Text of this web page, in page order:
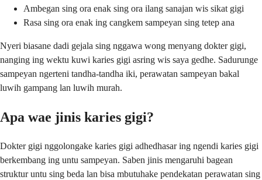
Ambegan sing ora enak sing ora ilang sanajan wis sikat gigi
Rasa sing ora enak ing cangkem sampeyan sing tetep ana
Nyeri biasane dadi gejala sing nggawa wong menyang dokter gigi,
nanging ing wektu kuwi karies gigi asring wis saya gedhe. Sadurunge
sampeyan ngerteni tandha-tandha iki, perawatan sampeyan bakal
luwih gampang lan luwih murah.
Apa wae jinis karies gigi?
Dokter gigi nggolongake karies gigi adhedhasar ing ngendi karies gigi
berkembang ing untu sampeyan. Saben jinis mengaruhi bagean
struktur untu sing beda lan bisa mbutuhake pendekatan perawatan sing